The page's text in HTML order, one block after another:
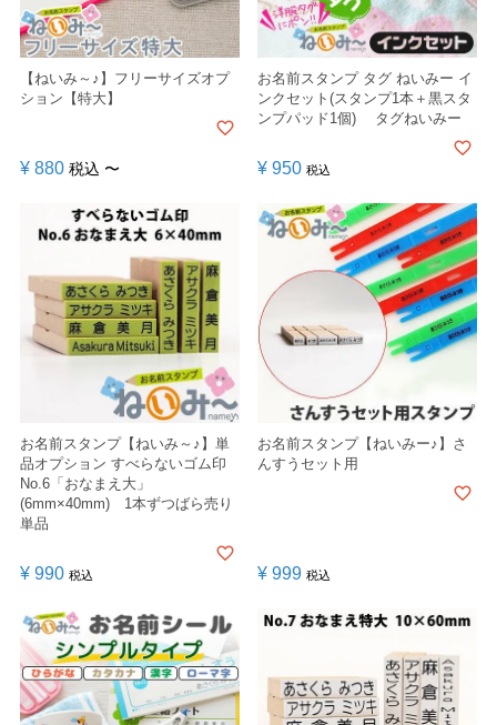
【ねいみ～♪】フリーサイズオプ
ション【特大】
¥ 880 税込 〜
お名前スタンプ タグ ねいみー イ
ンクセット(スタンプ1本＋黒スタ
ンプパッド1個) タグねいみー
¥ 950 税込
お名前スタンプ【ねいみ～♪】単
品オプション すべらないゴム印
No.6「おなまえ大」
(6mm×40mm) 1本ずつばら売り
単品
¥ 990 税込
お名前スタンプ【ねいみー♪】さ
んすうセット用
¥ 999 税込